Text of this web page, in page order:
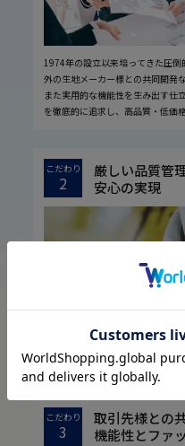
1974年の設立以来培ってきた圧
外の生地メーカー様との共同開発
また実用的な機能性を生み出す仕
を徹底的に追求し、高品質・低価
こだわり
2
厳しい品質管
安心の実現
お客様に安心してお買い物してい
ています。
こだわり
3
取引先様との
機能性とファ